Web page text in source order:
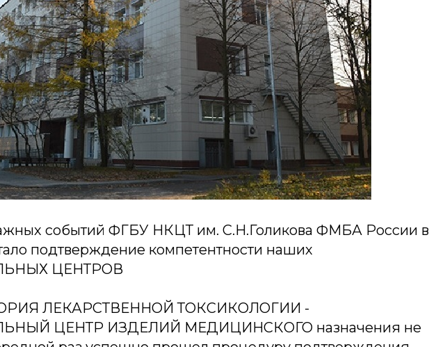
событий ФГБУ НКЦТ им. С.Н.Голикова ФМБА России в
подтверждение компетентности наших
ЦЕНТРОВ
ЛЕКАРСТВЕННОЙ ТОКСИКОЛОГИИ -
ЦЕНТР ИЗДЕЛИЙ МЕДИЦИНСКОГО назначения не